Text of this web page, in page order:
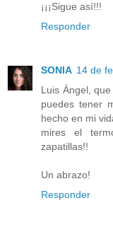
¡¡¡Sigue así!!!
Responder
SONIA 14 de
Luis Ángel,
puedes tener
hecho en mi
mires el
zapatillas!!
Un abrazo!
Responder